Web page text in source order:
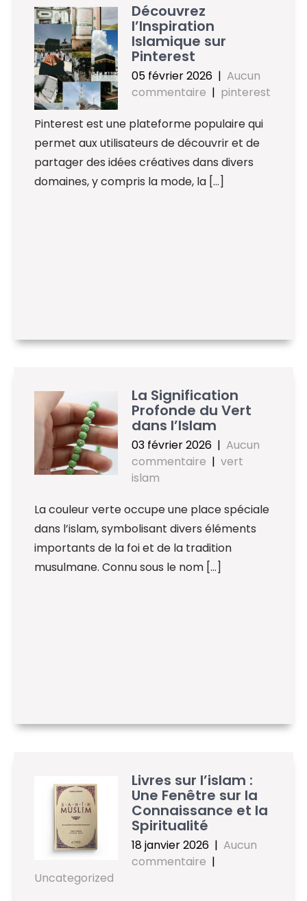
Découvrez
l’Inspiration
Islamique sur
Pinterest
05 février 2026 | Aucun
commentaire | pinterest
Pinterest est une plateforme populaire qui
permet aux utilisateurs de découvrir et de
partager des idées créatives dans divers
domaines, y compris la mode, la […]
La Signification
Profonde du Vert
dans l’Islam
03 février 2026 | Aucun
commentaire | vert
islam
La couleur verte occupe une place spéciale
dans l’islam, symbolisant divers éléments
importants de la foi et de la tradition
musulmane. Connu sous le nom […]
Livres sur l’islam :
Une Fenêtre sur la
Connaissance et la
Spiritualité
18 janvier 2026 | Aucun
commentaire |
Uncategorized